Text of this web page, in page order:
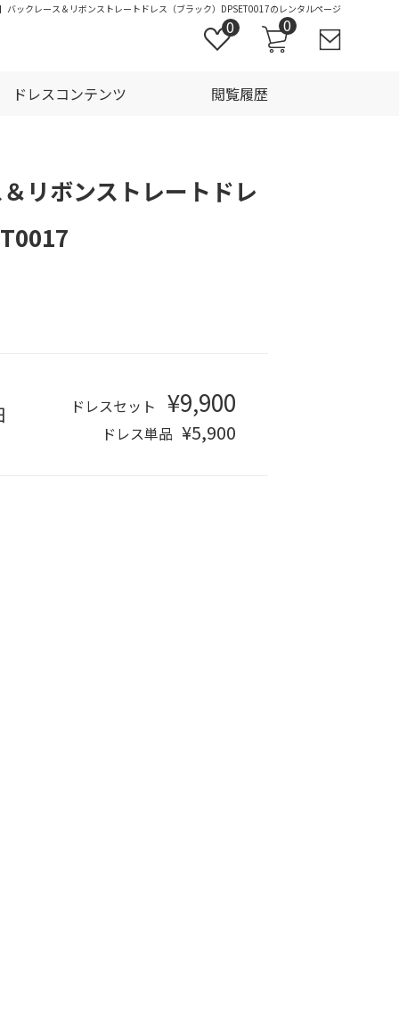
ックレース＆リボンストレートドレス（ブラック）DPSET0017のレンタルページ
ドレスコンテンツ 閲覧履歴
0 0
リボンストレートドレ
ドレスセット ¥9,900
ドレス単品 ¥5,900